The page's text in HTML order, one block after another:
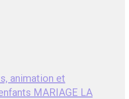
animation et
MARIAGE LA